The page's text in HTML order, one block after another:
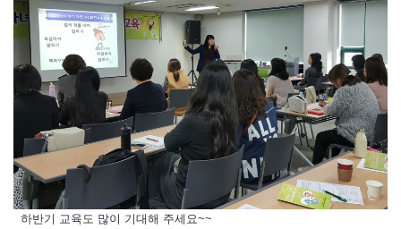
하반기 교육도 많이 기대해 주세요~~